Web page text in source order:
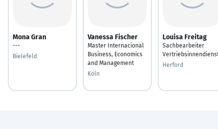
Mona Gran
---
Bielefeld
Vanessa Fischer
Master Internacional
Business, Economics
and Management
Köln
Louisa Freitag
Sachbearbeiter
Herford